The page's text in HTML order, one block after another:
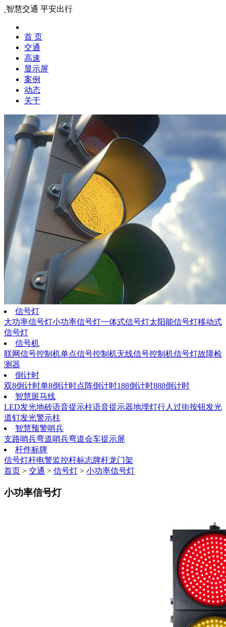
智慧交通 平安出行
首 页
交通
高速
显示屏
案例
动态
关于
信号灯
大功率信号灯小功率信号灯一体式信号灯太阳能信号灯移动式
信号灯
信号机
联网信号控制机单点信号控制机无线信号控制机信号灯故障检
测器
倒计时
双8倒计时单8倒计时点阵倒计时188倒计时888倒计时
智慧斑马线
LED发光地砖语音提示柱语音提示器地埋灯行人过街按钮发光
道钉发光警示柱
智慧预警哨兵
支路哨兵弯道哨兵弯道会车提示屏
杆件标牌
信号灯杆电警监控杆标志牌杆龙门架
首页 > 交通 > 信号灯 > 小功率信号灯
小功率信号灯